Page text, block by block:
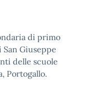
di primo
Giuseppe
delle scuole
Portogallo.